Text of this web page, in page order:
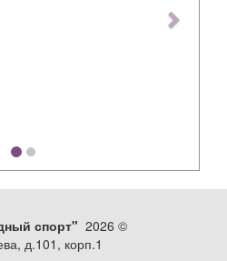
спорт" 2026 ©
д.101, корп.1